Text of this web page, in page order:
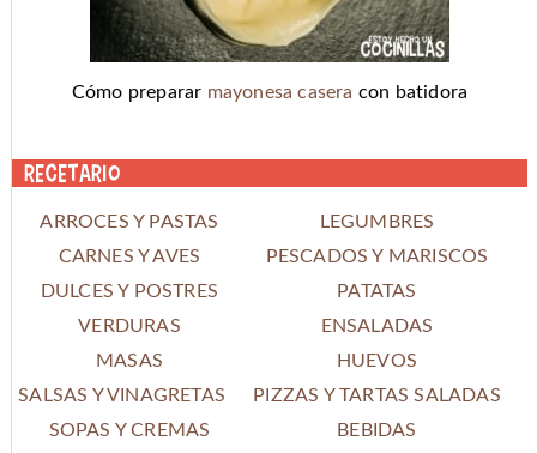
Cómo preparar mayonesa casera con batidora
Recetario
ARROCES Y PASTAS
LEGUMBRES
CARNES Y AVES
PESCADOS Y MARISCOS
DULCES Y POSTRES
PATATAS
VERDURAS
ENSALADAS
MASAS
HUEVOS
SALSAS Y VINAGRETAS
PIZZAS Y TARTAS SALADAS
SOPAS Y CREMAS
BEBIDAS